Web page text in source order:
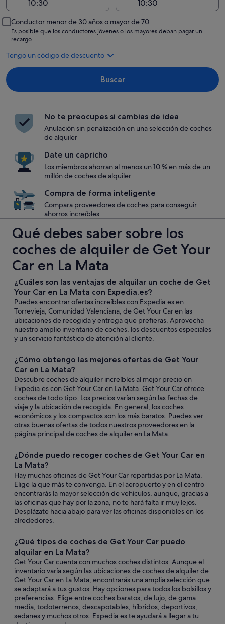
Conductor menor de 30 años o mayor de 70
Es posible que los conductores jóvenes o los mayores deban pagar un
recargo.
Tengo un código de descuento
Buscar
No te preocupes si cambias de idea
Anulación sin penalización en una selección de coches
de alquiler
Date un capricho
Los miembros ahorran al menos un 10 % en más de un
millón de coches de alquiler
Compra de forma inteligente
Compara proveedores de coches para conseguir
ahorros increíbles
Qué debes saber sobre los
coches de alquiler de Get Your
Car en La Mata
¿Cuáles son las ventajas de alquilar un coche de Get
Your Car en La Mata con Expedia.es?
Puedes encontrar ofertas increíbles con Expedia.es en
Torrevieja, Comunidad Valenciana, de Get Your Car en las
ubicaciones de recogida y entrega que prefieras. Aprovecha
nuestro amplio inventario de coches, los descuentos especiales
y un servicio fantástico de atención al cliente.
¿Cómo obtengo las mejores ofertas de Get Your
Car en La Mata?
Descubre coches de alquiler increíbles al mejor precio en
Expedia.es con Get Your Car en La Mata. Get Your Car ofrece
coches de todo tipo. Los precios varían según las fechas de
viaje y la ubicación de recogida. En general, los coches
económicos y los compactos son los más baratos. Puedes ver
otras buenas ofertas de todos nuestros proveedores en la
página principal de coches de alquiler en La Mata.
¿Dónde puedo recoger coches de Get Your Car en
La Mata?
Hay muchas oficinas de Get Your Car repartidas por La Mata.
Elige la que más te convenga. En el aeropuerto y en el centro
encontrarás la mayor selección de vehículos, aunque, gracias a
las oficinas que hay por la zona, no te hará falta ir muy lejos.
Desplázate hacia abajo para ver las oficinas disponibles en los
alrededores.
¿Qué tipos de coches de Get Your Car puedo
alquilar en La Mata?
Get Your Car cuenta con muchos coches distintos. Aunque el
inventario varía según las ubicaciones de coches de alquiler de
Get Your Car en La Mata, encontrarás una amplia selección que
se adaptará a tus gustos. Hay opciones para todos los bolsillos y
preferencias. Elige entre coches baratos, de lujo, de gama
media, todoterrenos, descapotables, híbridos, deportivos,
sedanes y muchos otros. Expedia.es te ayudará a llegar a tu